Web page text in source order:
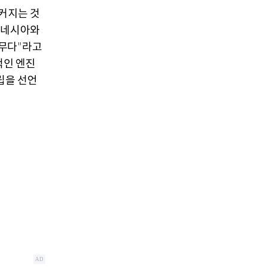
지는 것
시아와
다"라고
인 엔진
을 선언